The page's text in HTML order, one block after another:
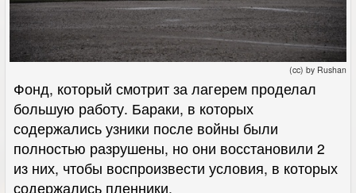
(cc) by Rushan
Фонд, который смотрит за лагерем проделал
большую работу. Бараки, в которых
содержались узники после войны были
полностью разрушены, но они восстановили 2
из них, чтобы воспроизвести условия, в которых
содержались пленники.